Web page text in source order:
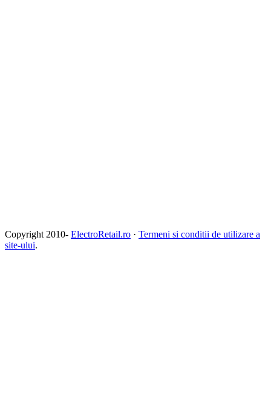
Copyright 2010- ElectroRetail.ro · Termeni si conditii de utilizare a
site-ului.